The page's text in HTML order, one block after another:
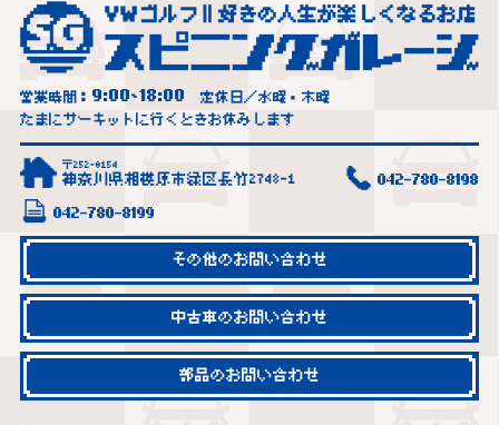
営業時間： 9:00~18:00
定休日／水曜・木曜
たまにサーキットに行くときお休みします
〒252-0154
神奈川県相模原市緑区長竹2748-1 042-780-8198
042-780-8199
その他のお問い合わせ
中古車のお問い合わせ
部品のお問い合わせ